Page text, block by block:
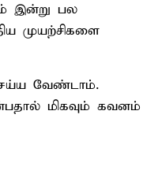
இன்று பல
முயற்சிகளை
வேண்டாம்.
மிகவும் கவனம்